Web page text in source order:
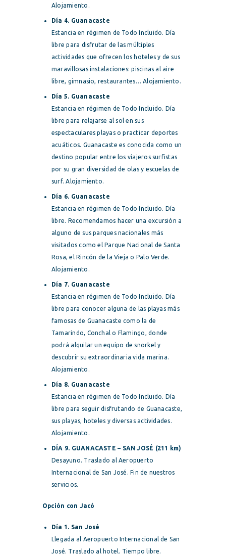
Alojamiento.
Día 4. Guanacaste
Estancia en régimen de Todo Incluido. Día
libre para disfrutar de las múltiples
actividades que ofrecen los hoteles y de sus
maravillosas instalaciones: piscinas al aire
libre, gimnasio, restaurantes… Alojamiento.
Día 5. Guanacaste
Estancia en régimen de Todo Incluido. Día
libre para relajarse al sol en sus
espectaculares playas o practicar deportes
acuáticos. Guanacaste es conocida como un
destino popular entre los viajeros surfistas
por su gran diversidad de olas y escuelas de
surf. Alojamiento.
Día 6. Guanacaste
Estancia en régimen de Todo Incluido. Día
libre. Recomendamos hacer una excursión a
alguno de sus parques nacionales más
visitados como el Parque Nacional de Santa
Rosa, el Rincón de la Vieja o Palo Verde.
Alojamiento.
Día 7. Guanacaste
Estancia en régimen de Todo Incluido. Día
libre para conocer alguna de las playas más
famosas de Guanacaste como la de
Tamarindo, Conchal o Flamingo, donde
podrá alquilar un equipo de snorkel y
descubrir su extraordinaria vida marina.
Alojamiento.
Día 8. Guanacaste
Estancia en régimen de Todo Incluido. Día
libre para seguir disfrutando de Guanacaste,
sus playas, hoteles y diversas actividades.
Alojamiento.
DÍA 9. GUANACASTE – SAN JOSÉ (211 km)
Desayuno. Traslado al Aeropuerto
Internacional de San José. Fin de nuestros
servicios.
Opción con Jacó
Día 1. San José
Llegada al Aeropuerto Internacional de San
José. Traslado al hotel. Tiempo libre.